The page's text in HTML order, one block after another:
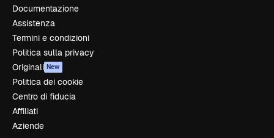
Documentazione
Assistenza
Termini e condizioni
Politica sulla privacy
Originali New
Politica dei cookie
Centro di fiducia
Affiliati
Aziende